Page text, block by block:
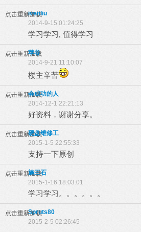
点击重新加载
ivenliu
2014-9-15 01:24:25
学习学习, 值得学习
点击重新加载
苹谷
2014-9-21 11:10:07
楼主辛苦
点击重新加载会成功的人
2014-12-1 22:21:13
好资料，谢谢分享。
点击重新加载硬盘维修工
2015-1-5 22:55:33
支持一下原创
点击重新加载
施三石
2015-1-16 18:03:01
学习学习。。。。。。
点击重新加载Spruts80
2015-2-5 02:26:45